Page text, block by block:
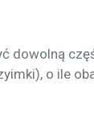
dowolną
o ile